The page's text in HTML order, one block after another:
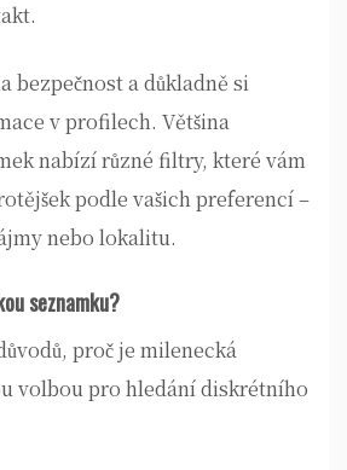
bezpečnost a důkladně si
v profilech. Většina
nabízí různé filtry, které vám
podle vašich preferencí –
nebo lokalitu.
seznamku?
proč je milenecká
volbou pro hledání diskrétního